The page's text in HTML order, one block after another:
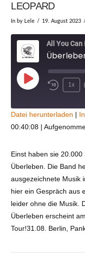
LEOPARD
In by Lele 19. August 2023
All You
Play
1x
TEILEN
LINK
Datei herunterladen |
00:40:08 |
Einst haben sie
Überleben. Die Band
ausgezeichnete Musik
hier ein Gespräch aus
leider ohne die Musik.
Überleben erscheint
Tour!31.08. Berlin,